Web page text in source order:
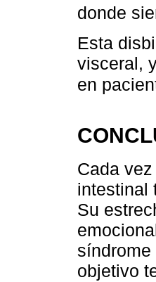
donde
Esta
visceral,
en
Cada
intestinal
Su
objetivo